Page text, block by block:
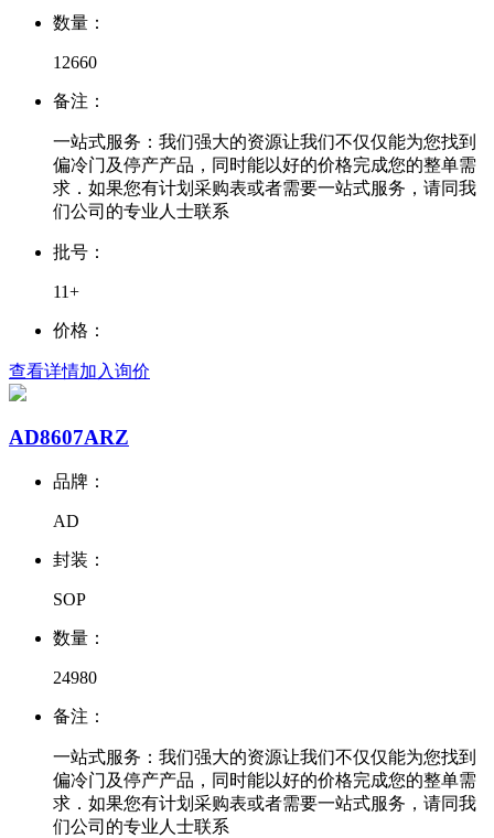
数量：
12660
备注：
一站式服务：我们强大的资源让我们不仅仅能为您找到
偏冷门及停产产品，同时能以好的价格完成您的整单需
求．如果您有计划采购表或者需要一站式服务，请同我
们公司的专业人士联系
批号：
11+
价格：
查看详情加入询价
AD8607ARZ
品牌：
AD
封装：
SOP
数量：
24980
备注：
一站式服务：我们强大的资源让我们不仅仅能为您找到
偏冷门及停产产品，同时能以好的价格完成您的整单需
求．如果您有计划采购表或者需要一站式服务，请同我
们公司的专业人士联系